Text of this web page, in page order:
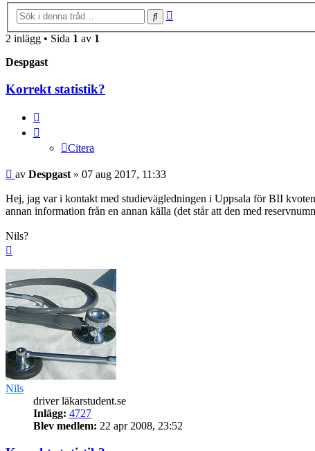
Sök
2 inlägg • Sida 1 av 1
Despgast
Korrekt statistik?
Citera
Inlägg
av Despgast » 07 aug 2017, 11:33
Hej, jag var i kontakt med studievägledningen i Uppsala för BII
annan information från en annan källa (det står att den med
Nils?
Nils
driver läkarstudent.se
Inlägg: 4727
Blev medlem: 22 apr 2008, 23:52